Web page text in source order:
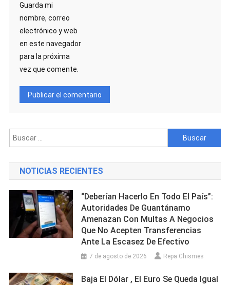
Guarda mi
nombre, correo
electrónico y web
en este navegador
para la próxima
vez que comente.
Buscar:
NOTICIAS RECIENTES
“Deberían Hacerlo En Todo El País”:
Autoridades De Guantánamo
Amenazan Con Multas A Negocios
Que No Acepten Transferencias
Ante La Escasez De Efectivo
7 de agosto de 2026 Repa Chismes
Baja El Dólar , El Euro Se Queda Igual